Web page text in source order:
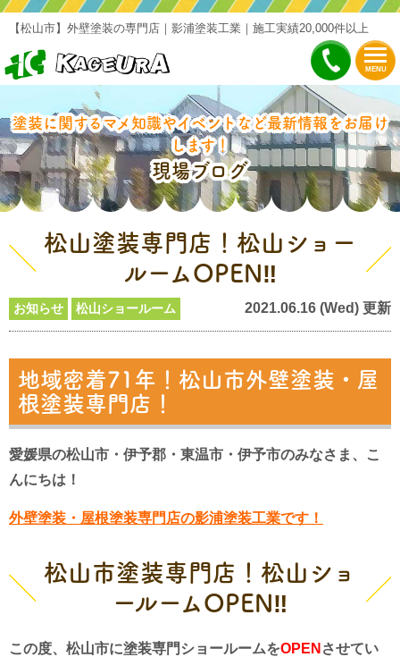
MENU
【松山市】外壁塗装の専門店｜影浦塗装工業｜施工実績20,000件以上
塗装に関するマメ知識やイベントなど最新情報をお届け
します！
現場ブログ
松山塗装専門店！松山ショー
ルームOPEN‼
お知らせ 松山ショールーム 2021.06.16 (Wed) 更新
地域密着71年！松山市外壁塗装・屋
根塗装専門店！
愛媛県の松山市・伊予郡・東温市・伊予市のみなさま、こ
んにちは！
外壁塗装・屋根塗装専門店の影浦塗装工業です！
松山市塗装専門店！松山ショ
ールームOPEN‼
この度、松山市に塗装専門ショールームをOPEN させてい